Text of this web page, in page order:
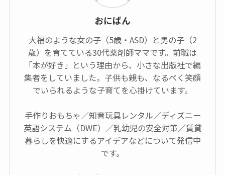
おにぱん
大福のような女の子（5歳・ASD）と男の子（2
歳）を育てている30代薬剤師ママです。前職は
「本が好き」という理由から、小さな出版社で編
集者をしていました。子供も親も、なるべく笑顔
でいられるような子育てを心掛けています。
手作りおもちゃ／知育玩具レンタル／ディズニー
英語システム（DWE）／乳幼児の安全対策／賃貸
暮らしを快適にするアイデアなどについて発信中
です。